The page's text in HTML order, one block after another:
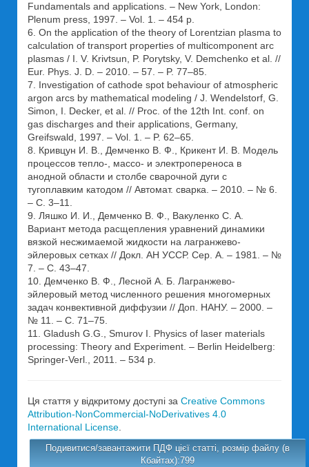
Fundamentals and applications. – New York, London:
Plenum рress, 1997. – Vol. 1. – 454 p.
6. On the application of the theory of Lorentzian plasma to
calculation of transport properties of multicomponent arc
plasmas / I. V. Krivtsun, P. Porytsky, V. Demchenko et al. //
Eur. Phys. J. D. – 2010. – 57. – P. 77–85.
7. Investigation of cathode spot behaviour of atmospheric
argon arcs by mathematical modeling / J. Wendelstorf, G.
Simon, I. Decker, et al. // Proc. of the 12th Int. conf. on
gas discharges and their applications, Germany,
Greifswald, 1997. – Vol. 1. – P. 62–65.
8. Кривцун И. В., Демченко В. Ф., Крикент И. В. Модель
процессов тепло-, массо- и электропереноса в
анодной области и столбе сварочной дуги с
тугоплавким катодом // Автомат. сварка. – 2010. – № 6.
– С. 3–11.
9. Ляшко И. И., Демченко В. Ф., Вакуленко С. А.
Вариант метода расщепления уравнений динамики
вязкой несжимаемой жидкости на лагранжево-
эйлеровых сетках // Докл. АН УССР. Сер. А. – 1981. – №
7. – С. 43–47.
10. Демченко В. Ф., Лесной А. Б. Лагранжево-
эйлеровый метод численного решения многомерных
задач конвективной диффузии // Доп. НАНУ. – 2000. –
№ 11. – С. 71–75.
11. Gladush G.G., Smurov I. Physics of laser materials
processing: Theory and Experiment. – Berlin Heidelberg:
Springer-Verl., 2011. – 534 p.
Ця стаття у відкритому доступі за Creative Commons
Attribution-NonCommercial-NoDerivatives 4.0
International License.
Подивитися/завантажити ПДФ цієї статті, розмір файлу (в
Кбайтах):799